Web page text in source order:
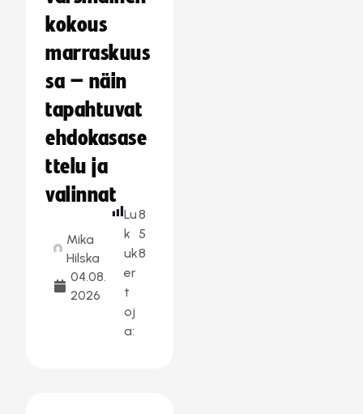
kokous
marraskuus
sa – näin
tapahtuvat
ehdokasase
ttelu ja
valinnat
Mika
Hilska
04.08.
2026
Lu
k
uk
er
t
oj
a:
8
5
8